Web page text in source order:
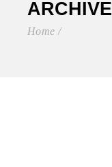
ARCHIVE
Home